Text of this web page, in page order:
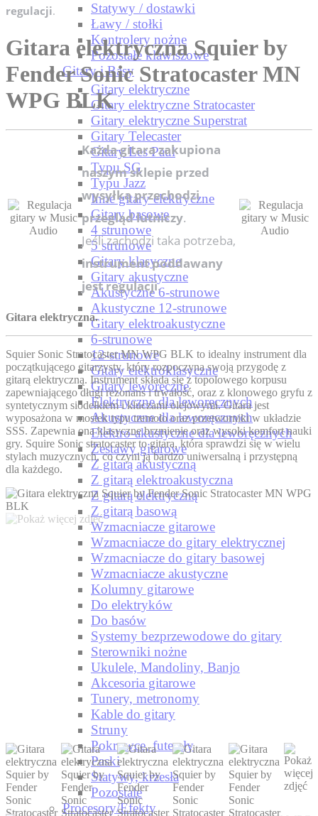
Statywy / dostawki
Ławy / stołki
Kontrolery nożne
Pozostałe klawiszowe
Gitary i Basy
Gitary elektryczne
Gitary elektryczne Stratocaster
Gitary elektryczne Superstrat
Gitary Telecaster
Gitary Les Paul
Typu SG
Typu Jazz
Inne gitary elektryczne
Gitary basowe
4 strunowe
5 strunowe
Gitary klasyczne
Gitary akustyczne
Akustyczne 6-strunowe
Akustyczne 12-strunowe
Gitary elektroakustyczne
6-strunowe
12-strunowe
Gitary elektroklasyczne
Gitary leworęczne
Elektryczne dla leworęcznych
Akustyczne dla leworęcznych
Elektro-akustyczne dla leworęcznych
Zestawy gitarowe
Z gitarą akustyczną
Z gitarą elektroakustyczna
Z gitarą elektryczną
Z gitarą basową
Wzmacniacze gitarowe
Wzmacniacze do gitary elektrycznej
Wzmacniacze do gitary basowej
Wzmacniacze akustyczne
Kolumny gitarowe
Do elektryków
Do basów
Systemy bezprzewodowe do gitary
Sterowniki nożne
Ukulele, Mandoliny, Banjo
Akcesoria gitarowe
Tunery, metronomy
Kable do gitary
Struny
Pokrowce, futerały
Paski
Statywy, krzesła
Pozostale
Procesory/Efekty
regulacji.
Gitara elektryczna Squier by
Fender Sonic Stratocaster MN
WPG BLK
Każda gitara zakupiona
naszym sklepie przed
wysyłką przechodzi
przegląd lutniczy.
Jeśli zachodzi taka potrzeba,
instrument poddawany
jest regulacji.
Gitara elektryczna.
Squier Sonic Stratocaster MN WPG BLK to idealny instrument dla
początkującego gitarzysty, który rozpoczyna swoją przygodę z
gitarą elektryczną. Instrument składa się z topolowego korpusu
zapewniającego długi rezonans i trwałość, oraz z klonowego gryfu z
syntetycznym siodełkiem i kluczami olejowymi. Gitara jest
wyposażona w mostek typu tremolo oraz przetworniki w układzie
SSS. Zapewnia ona klasyczne brzmienie oraz wysoki komfort nauki
gry. Squire Sonic stratocaster to gitara, która sprawdzi się w wielu
stylach muzycznych, co czyni ją bardzo uniwersalną i przystępną
dla każdego.